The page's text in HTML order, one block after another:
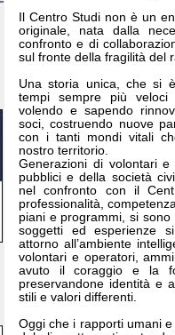
Il Centro Studi non è un
originale, nata dalla
confronto e di
sul fronte della fragilità del
Una storia unica, che si
tempi sempre più veloci
volendo e sapendo
soci, costruendo nuove
con i tanti mondi vitali
nostro territorio.
Generazioni di volontari
pubblici e della società
nel confronto con il
professionalità,
piani e programmi, si
soggetti ed esperienze
attorno all’ambiente
volontari e operatori,
avuto il coraggio e la
preservandone identità e
stili e valori differenti.
Oggi che i rapporti umani